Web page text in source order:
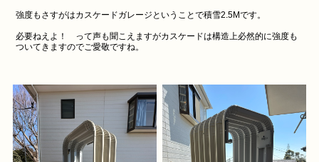
強度もさすがはカスケードガレージということで積雪2.5Mです。
必要ねえよ！ って声も聞こえますがカスケードは構造上必然的に強度も
ついてきますのでご愛敬ですね。